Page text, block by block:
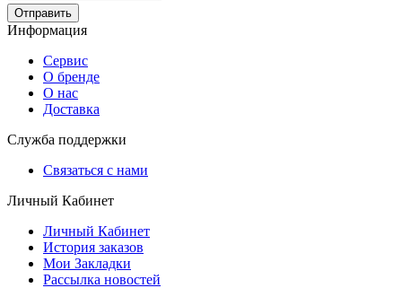
Отправить
Информация
Сервис
О бренде
О нас
Доставка
Служба поддержки
Связаться с нами
Личный Кабинет
Личный Кабинет
История заказов
Мои Закладки
Рассылка новостей